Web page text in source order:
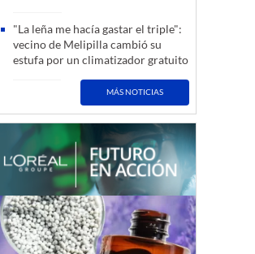
"La leña me hacía gastar el triple":
vecino de Melipilla cambió su
estufa por un climatizador gratuito
MÁS NOTICIAS